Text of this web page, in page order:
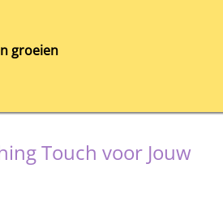
groeien
Touch voor Jouw